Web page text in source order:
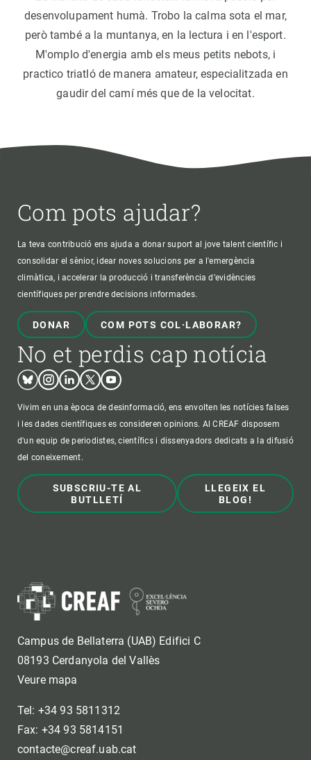
desenvolupament humà. Trobo la calma sota el mar,
però també a la muntanya, en la lectura i en l'esport.
M'omplo d'energia amb els meus petits nebots, i
practico triatló de manera amateur, especialitzada en
gaudir del camí més que de la velocitat.
Com pots ajudar?
La teva contribució ens ajuda a donar suport al jove talent científic i
consolidar el sènior, idear noves solucions per a l'emergència
climàtica, i accelerar la producció i transferència d’evidències
científiques per prendre decisions informades.
DONAR COM POTS COL·LABORAR?
No et perdis cap notícia
BlueskyInstagram
LinkedinTwitterYoutube
Vivim en una època de desinformació, ens envolten les notícies falses
i les dades científiques es consideren opinions. Al CREAF disposem
d'un equip de periodistes, científics i dissenyadors dedicats a la difusió
del coneixement.
SUBSCRIU-TE AL
BUTLLETÍ
LLEGEIX EL
BLOG!
Campus de Bellaterra (UAB) Edifici C
08193 Cerdanyola del Vallès
Veure mapa
Tel: +34 93 5811312
Fax: +34 93 5814151
contacte@creaf.uab.cat